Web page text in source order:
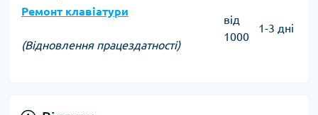
Ремонт клавіатури
(Відновлення працездатності)
від
1000
1-3 дні